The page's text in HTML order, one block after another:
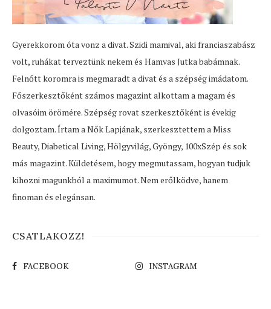
Gyerekkorom óta vonz a divat. Szidi mamival, aki franciaszabász
volt, ruhákat terveztünk nekem és Hamvas Jutka babámnak.
Felnőtt koromra is megmaradt a divat és a szépség imádatom.
Főszerkesztőként számos magazint alkottam a magam és
olvasóim örömére. Szépség rovat szerkesztőként is évekig
dolgoztam. Írtam a Nők Lapjának, szerkesztettem a Miss
Beauty, Diabetical Living, Hölgyvilág, Gyöngy, 100xSzép és sok
más magazint. Küldetésem, hogy megmutassam, hogyan tudjuk
kihozni magunkból a maximumot. Nem erőlködve, hanem
finoman és elegánsan.
CSATLAKOZZ!
FACEBOOK INSTAGRAM